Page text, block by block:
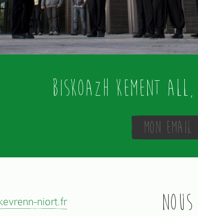
Biskoazh kement
niort.fr